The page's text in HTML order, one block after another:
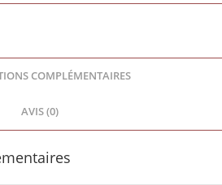
COMPLÉMENTAIRES
AVIS (0)